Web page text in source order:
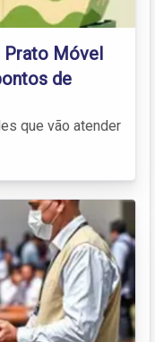
Prato Móvel
de
que vão atender